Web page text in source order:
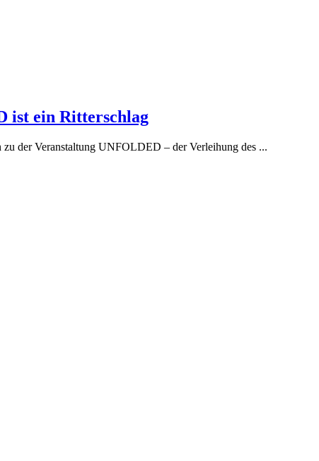
ist ein Ritterschlag
der Veranstaltung UNFOLDED – der Verleihung des ...